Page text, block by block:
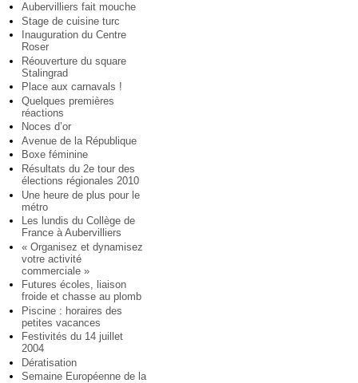
Aubervilliers fait mouche
Stage de cuisine turc
Inauguration du Centre
Roser
Réouverture du square
Stalingrad
Place aux carnavals !
Quelques premières
réactions
Noces d’or
Avenue de la République
Boxe féminine
Résultats du 2e tour des
élections régionales 2010
Une heure de plus pour le
métro
Les lundis du Collège de
France à Aubervilliers
« Organisez et dynamisez
votre activité
commerciale »
Futures écoles, liaison
froide et chasse au plomb
Piscine : horaires des
petites vacances
Festivités du 14 juillet
2004
Dératisation
Semaine Européenne de la